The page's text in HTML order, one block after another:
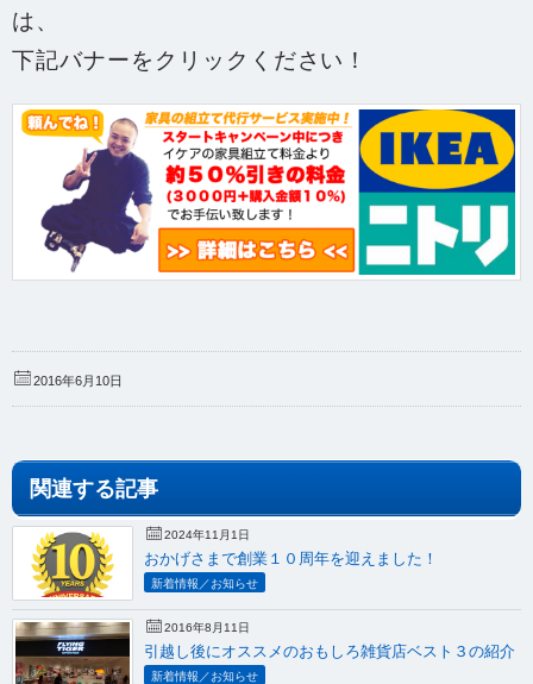
は、
下記バナーをクリックください！
2016年6月10日
関連する記事
2024年11月1日
おかげさまで創業１０周年を迎えました！
新着情報／お知らせ
2016年8月11日
引越し後にオススメのおもしろ雑貨店ベスト３の紹介
新着情報／お知らせ